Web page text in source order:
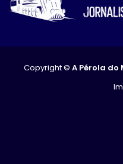
Copyright © A Pérola do